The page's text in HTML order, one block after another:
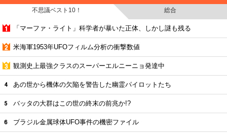
不思議ベスト10！ 総合
「マーファ・ライト」科学者が暴いた正体、しかし謎も残る
米海軍1953年UFOフィルム分析の衝撃数値
観測史上最強クラスのスーパーエルニーニョ発達中
あの世から機体の欠陥を警告した幽霊パイロットたち
バッタの大群はこの世の終末の前兆か!?
ブラジル金属球体UFO事件の機密ファイル